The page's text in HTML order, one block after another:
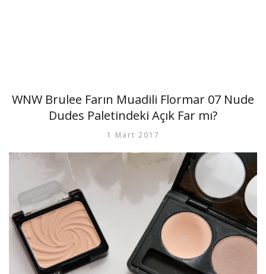
WNW Brulee Farın Muadili Flormar 07 Nude
Dudes Paletindeki Açık Far mı?
1 Mart 2017